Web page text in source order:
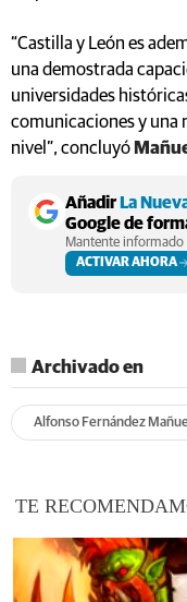
“Castilla y León es
una demostrada
universidades
comunicaciones y una
nivel”, concluyó
AñadirLa
Google de
Mantente
ACTIVAR AHORA
Archivado en
Alfonso Fernández
TE